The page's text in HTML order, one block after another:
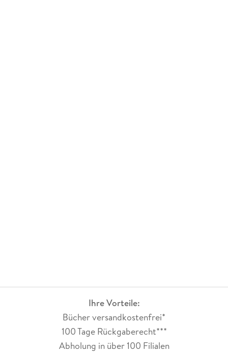
Ihre Vorteile:
Bücher versandkostenfrei*
100 Tage Rückgaberecht***
Abholung in über 100 Filialen